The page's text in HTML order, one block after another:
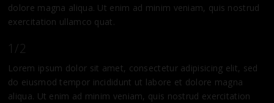
dolore magna aliqua. Ut enim ad minim veniam, quis nostrud
exercitation ullamco quat.
1/2
Lorem ipsum dolor sit amet, consectetur adipisicing elit, sed
do eiusmod tempor incididunt ut labore et dolore magna
aliqua. Ut enim ad minim veniam, quis nostrud exercitation